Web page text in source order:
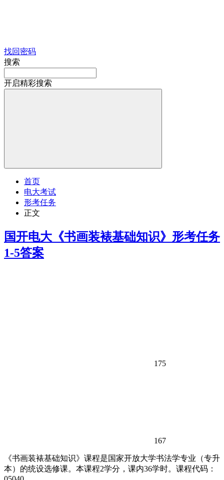
找回密码
搜索
开启精彩搜索
首页
电大考试
形考任务
正文
国开电大《书画装裱基础知识》形考任务
1-5答案
175
167
《书画装裱基础知识》课程是国家开放大学书法学专业（专升
本）的统设选修课。本课程2学分，课内36学时。课程代码：